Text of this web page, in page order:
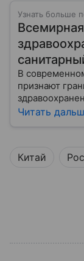
Узнать больше
В
признают
миллиардов
Читать
Китай